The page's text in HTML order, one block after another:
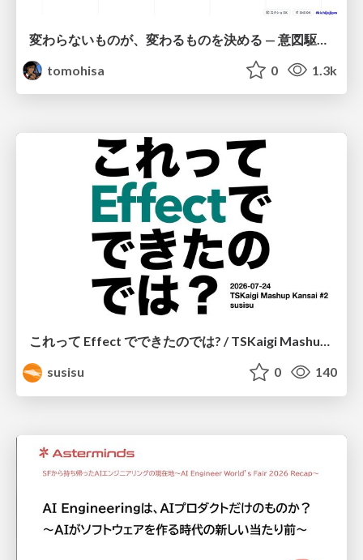
tomohisa
0 1.3k
これって Effect でできたのでは? / TSKaigi Mashup Kansai #2
susisu
0 140